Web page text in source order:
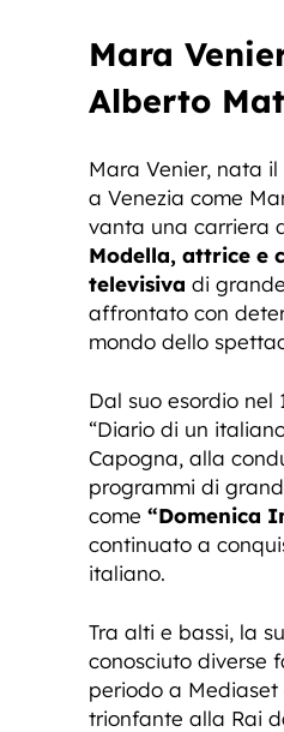
Mara
Alberto
Mara Venier, nata
a Venezia come
vanta una carriera
Modella, attrice e
televisiva di
affrontato con
mondo dello
Dal suo esordio nel
“Diario di un
Capogna, alla
programmi di
come “Domenica
continuato a
italiano.
Tra alti e bassi, la
conosciuto diverse
periodo a Mediaset
trionfante alla Rai